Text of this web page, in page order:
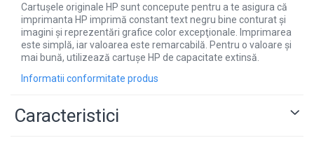
Cartuşele originale HP sunt concepute pentru a te asigura că
imprimanta HP imprimă constant text negru bine conturat şi
imagini şi reprezentări grafice color excepţionale. Imprimarea
este simplă, iar valoarea este remarcabilă. Pentru o valoare şi
mai bună, utilizează cartuşe HP de capacitate extinsă.
Informatii conformitate produs
Caracteristici